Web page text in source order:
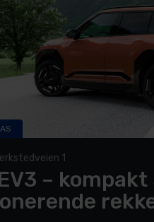
1
– kompakt